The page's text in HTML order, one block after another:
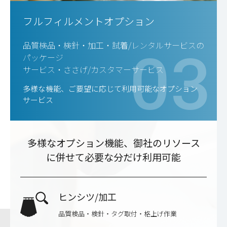
フルフィルメントオプション
品質検品・検針・加工・試着/レンタルサービスの
パッケージ
サービス・ささげ/カスタマーサービス
多様な機能、ご要望に応じて利用可能なオプション
サービス
03
多様なオプション機能、御社のリソース
に併せて必要な分だけ利用可能
ヒンシツ/加工
品質検品・検針・タグ取付・格上げ作業